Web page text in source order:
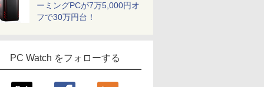
ーミングPCが7万5,000円オ
フで30万円台！
PC Watch をフォローする